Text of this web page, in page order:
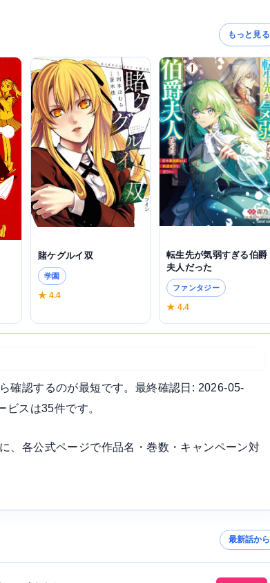
もっと見る
賭ケグルイ双
学園
★ 4.4
転生先が気弱すぎる伯爵
夫人だった
ファンタジー
★ 4.4
確認するのが最短です。最終確認日: 2026-05-
スは35件です。
、各公式ページで作品名・巻数・キャンペーン対
最新話から